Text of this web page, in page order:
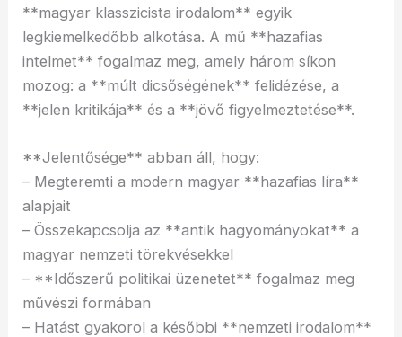
**magyar klasszicista irodalom** egyik
legkiemelkedőbb alkotása. A mű **hazafias
intelmet** fogalmaz meg, amely három síkon
mozog: a **múlt dicsőségének** felidézése, a
**jelen kritikája** és a **jövő figyelmeztetése**.
**Jelentősége** abban áll, hogy:
– Megteremti a modern magyar **hazafias líra**
alapjait
– Összekapcsolja az **antik hagyományokat** a
magyar nemzeti törekvésekkel
– **Időszerű politikai üzenetet** fogalmaz meg
művészi formában
– Hatást gyakorol a későbbi **nemzeti irodalom**